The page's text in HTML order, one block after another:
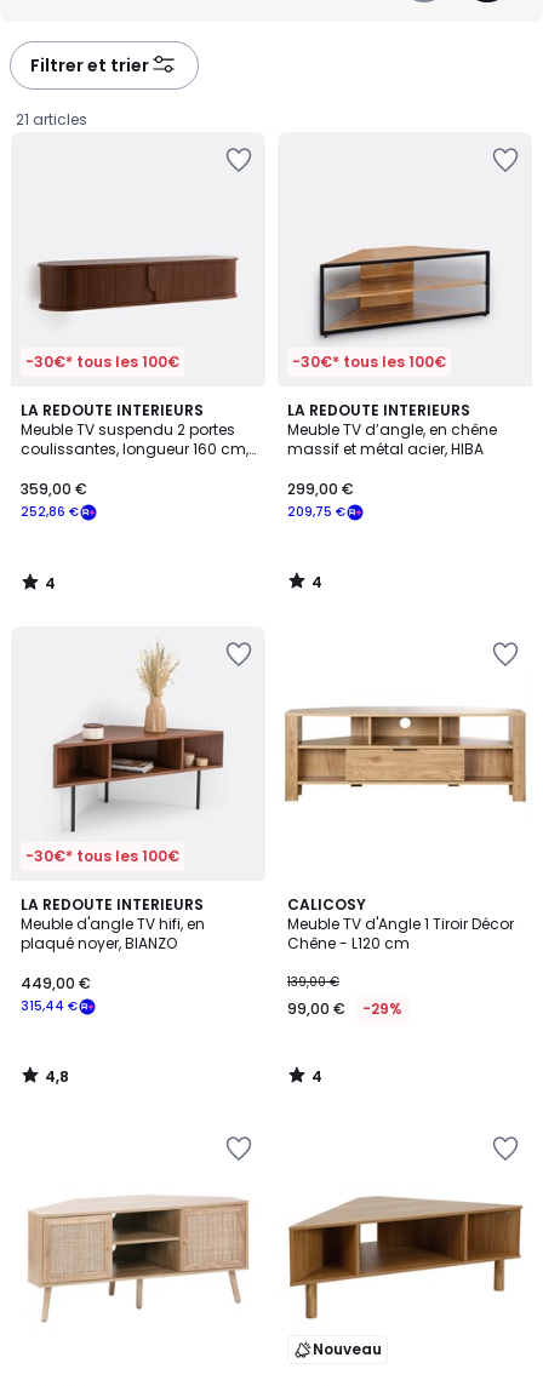
pour un usage confortable au quotidien.
Filtrer et trier
21 articles
-30€* tous les 100€
LA REDOUTE INTERIEURS
Meuble TV suspendu 2 portes
coulissantes, longueur 160 cm,
€
souscrivez
notre
programme
252,86
252,86 €
359,00 €
4
/
5
4
/
-30€* tous les 100€
LA REDOUTE INTERIEURS
Meuble TV d’angle, en chêne
massif et métal acier, HIBA
209,75 €
299,00 €
4
/
5
4
/
-30€* tous les 100€
LA REDOUTE INTERIEURS
Meuble d'angle TV hifi, en
plaqué noyer, BIANZO
315,44 €
449,00 €
4,8
/ 5
4,8
/
CALICOSY
Meuble TV d'Angle 1 Tiroir Décor
Chêne - L120 cm
139,00 €
99,00 € -29%
4
/
5
4
/
Nouveau